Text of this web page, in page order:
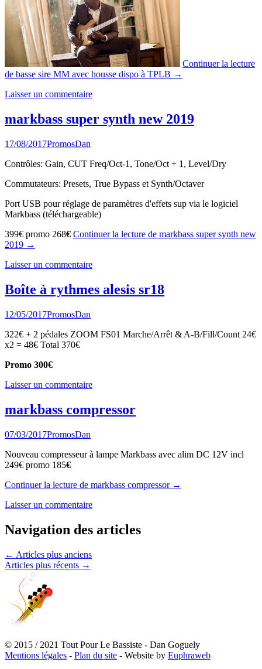
Continuer la lecture
de basse sire MM avec housse dispo à TPLB →
Laisser un commentaire
markbass super synth new 2019
17/08/2017PromosDan
Contrôles: Gain, CUT Freq/Oct-1, Tone/Oct + 1, Level/Dry
Commutateurs: Presets, True Bypass et Synth/Octaver
Port USB pour réglage de paramètres d'effets sup via le logiciel
Markbass (téléchargeable)
399€ promo 268€ Continuer la lecture de markbass super synth new
2019 →
Laisser un commentaire
Boîte à rythmes alesis sr18
12/05/2017PromosDan
322€ + 2 pédales ZOOM FS01 Marche/Arrêt & A-B/Fill/Count 24€
x2 = 48€ Total 370€
Promo 300€
Laisser un commentaire
markbass compressor
07/03/2017PromosDan
Nouveau compresseur à lampe Markbass avec alim DC 12V incl
249€ promo 185€
Continuer la lecture de markbass compressor →
Laisser un commentaire
Navigation des articles
← Articles plus anciens
Articles plus récents →
© 2015 / 2021 Tout Pour Le Bassiste - Dan Goguely
Mentions légales - Plan du site - Website by Euphraweb